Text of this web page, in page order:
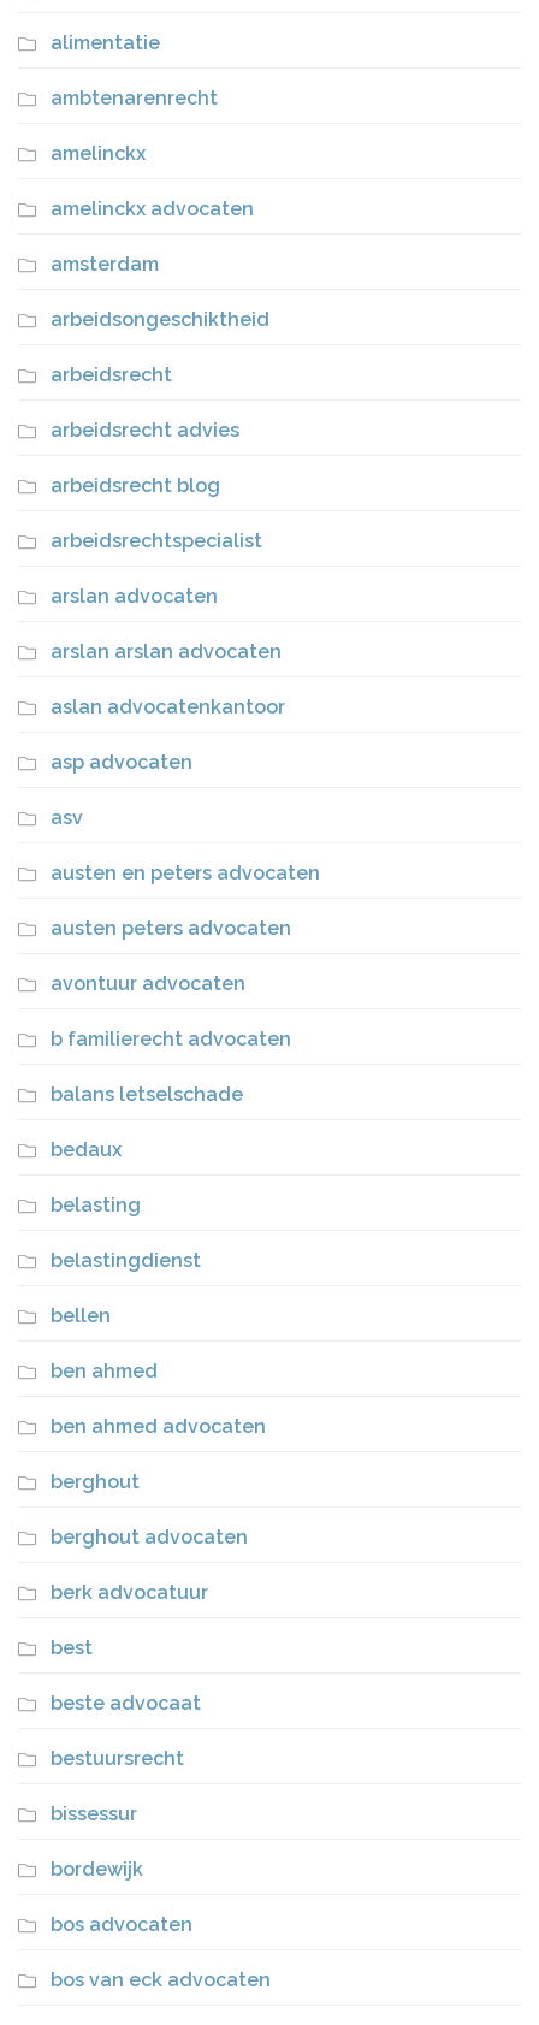
alimentatie
ambtenarenrecht
amelinckx
amelinckx advocaten
amsterdam
arbeidsongeschiktheid
arbeidsrecht
arbeidsrecht advies
arbeidsrecht blog
arbeidsrechtspecialist
arslan advocaten
arslan arslan advocaten
aslan advocatenkantoor
asp advocaten
asv
austen en peters advocaten
austen peters advocaten
avontuur advocaten
b familierecht advocaten
balans letselschade
bedaux
belasting
belastingdienst
bellen
ben ahmed
ben ahmed advocaten
berghout
berghout advocaten
berk advocatuur
best
beste advocaat
bestuursrecht
bissessur
bordewijk
bos advocaten
bos van eck advocaten